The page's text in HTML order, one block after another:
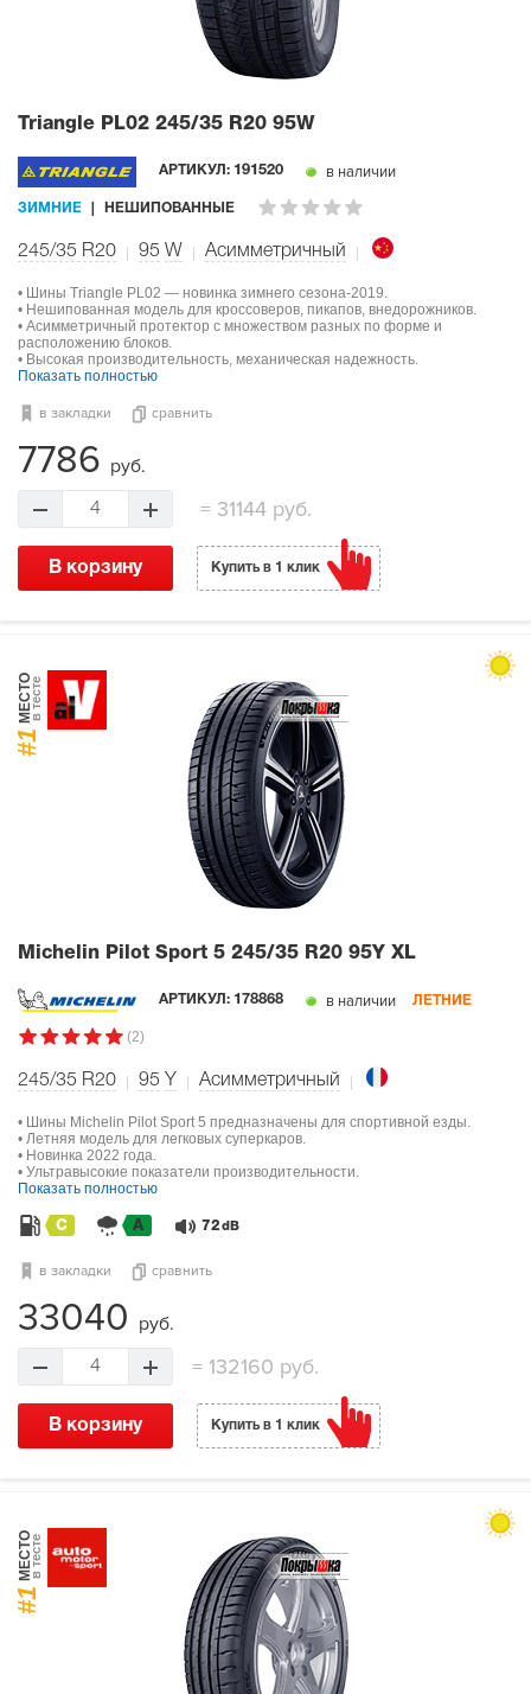
Triangle PL02 245/35 R20 95W
АРТИКУЛ: 191520 в наличии
ЗИМНИЕ НЕШИПОВАННЫЕ
245/35 R20 95 W Асимметричный
• Шины Triangle PL02 — новинка зимнего сезона-2019.
• Нешипованная модель для кроссоверов, пикапов, внедорожников.
• Асимметричный протектор с множеством разных по форме и
расположению блоков.
• Высокая производительность, механическая надежность.
Показать полностью
в закладки сравнить
7786 руб.
4 =31144 руб.
В корзину Купить в 1 клик
#1
МЕСТОв тесте
Michelin Pilot Sport 5 245/35 R20 95Y XL
АРТИКУЛ: 178868 в наличии ЛЕТНИЕ
(2)
245/35 R20 95 Y Асимметричный
• Шины Michelin Pilot Sport 5 предназначены для спортивной езды.
• Летняя модель для легковых суперкаров.
• Новинка 2022 года.
• Ультравысокие показатели производительности.
Показать полностью
C A 72 dB
в закладки сравнить
33040 руб.
4 = 132160 руб.
В корзину Купить в 1 клик
#1
МЕСТОв тесте